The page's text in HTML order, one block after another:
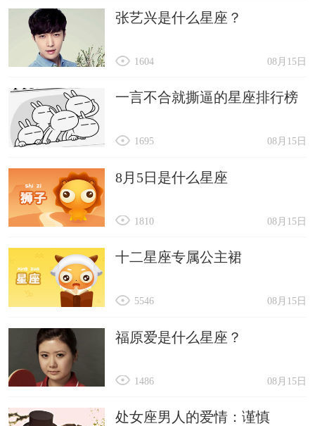
张艺兴是什么星座？
08月15日
1604
一言不合就撕逼的星座排行榜
08月15日
1695
8月5日是什么星座
08月15日
1810
十二星座专属公主裙
08月15日
5546
福原爱是什么星座？
08月15日
1486
处女座男人的爱情：谨慎